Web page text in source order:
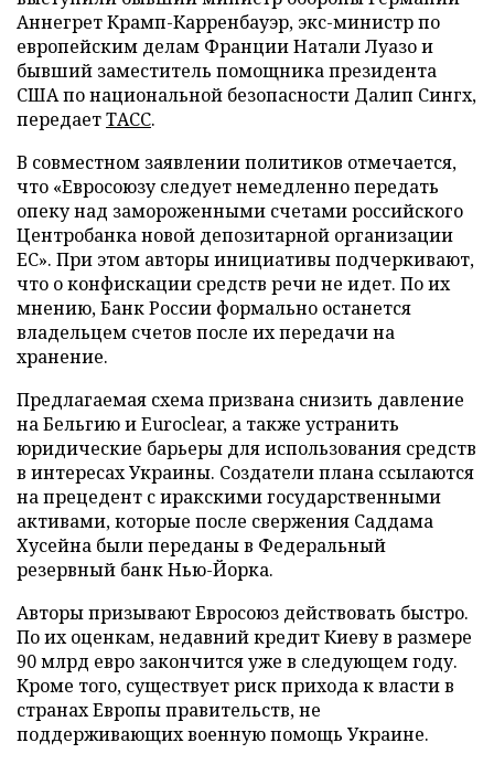
Аннегрет Крамп-Карренбауэр, экс-министр по
европейским делам Франции Натали Луазо и
бывший заместитель помощника президента
США по национальной безопасности Далип Сингх,
передаетТАСС.
В совместном заявлении политиков отмечается,
что «Евросоюзу следует немедленно передать
опеку над замороженными счетами российского
Центробанка новой депозитарной организации
ЕС». При этом авторы инициативы подчеркивают,
что о конфискации средств речи не идет. По их
мнению, Банк России формально останется
владельцем счетов после их передачи на
хранение.
Предлагаемая схема призвана снизить давление
на Бельгию и Euroclear, а также устранить
юридические барьеры для использования средств
в интересах Украины. Создатели плана ссылаются
на прецедент с иракскими государственными
активами, которые после свержения Саддама
Хусейна были переданы в Федеральный
резервный банк Нью-Йорка.
Авторы призывают Евросоюз действовать быстро.
По их оценкам, недавний кредит Киеву в размере
90 млрд евро закончится уже в следующем году.
Кроме того, существует риск прихода к власти в
странах Европы правительств, не
поддерживающих военную помощь Украине.